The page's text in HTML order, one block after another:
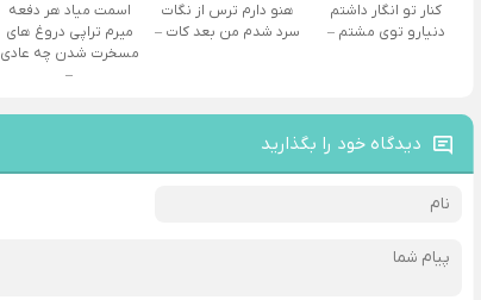
کنار تو انگار داشتم
دنیارو توی مشتم –
هنو دارم ترس از نگات
سرد شدم من بعد کات –
اسمت میاد هر دفعه
میرم تراپی دروغ‌ های
مسخرت شدن چه عادی
–
دیدگاه خود را بگذارید